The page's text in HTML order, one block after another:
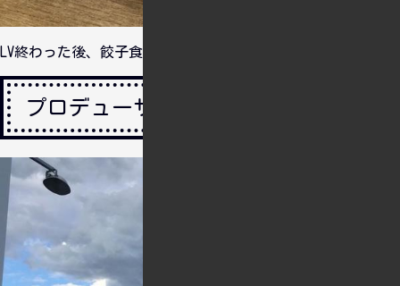
LV終わった後、餃子食べて帰りました（パリッ）。
プロデューサーさん感謝祭